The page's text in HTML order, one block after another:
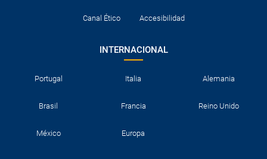
Canal Ético Accesibilidad
INTERNACIONAL
Portugal Italia Alemania
Brasil Francia Reino Unido
México Europa